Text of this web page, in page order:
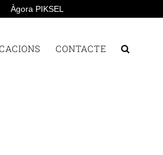
CONTACTE
Àgora PIKSEL